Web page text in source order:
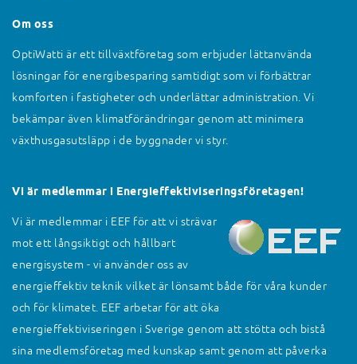
Om oss
OptiWatti är ett tillväxtföretag som erbjuder lättanvända
lösningar för energibesparing samtidigt som vi förbättrar
komforten i fastigheter och underlättar administration. Vi
bekämpar även klimatförändringar genom att minimera
växthusgasutsläpp i de byggnader vi styr.
Vi är medlemmar i Energieffektiviseringsföretagen!
Vi är medlemmar i EEF för att vi strävar
mot ett långsiktigt och hållbart
energisystem - vi använder oss av
energieffektiv teknik vilket är lönsamt både för våra kunder
och för klimatet. EEF arbetar för att öka
energieffektiviseringen i Sverige genom att stötta och bistå
sina medlemsföretag med kunskap samt genom att påverka